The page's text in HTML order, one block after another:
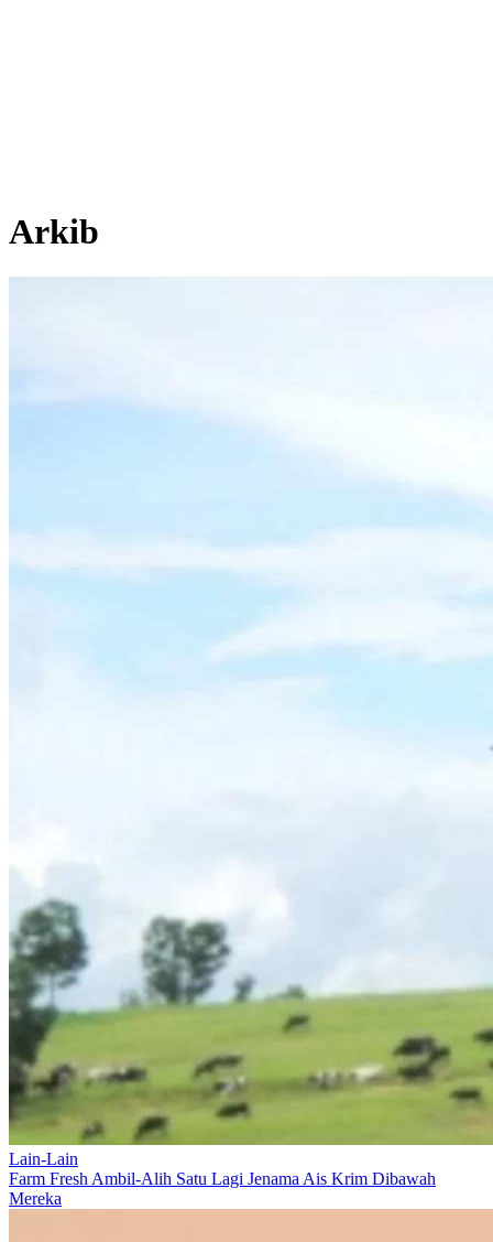
Arkib
Lain-Lain
Farm Fresh Ambil-Alih Satu Lagi Jenama Ais Krim Dibawah
Mereka